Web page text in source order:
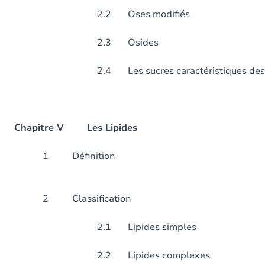
2.2 Oses modifiés
2.3 Osides
2.4 Les sucres caractéristiques des
Chapitre V Les Lipides
1
2
2.1 Lipides simples
2.2 Lipides complexes